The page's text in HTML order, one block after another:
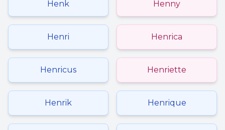
Henk Henny
Henri Henrica
Henricus Henriette
Henrik Henrique